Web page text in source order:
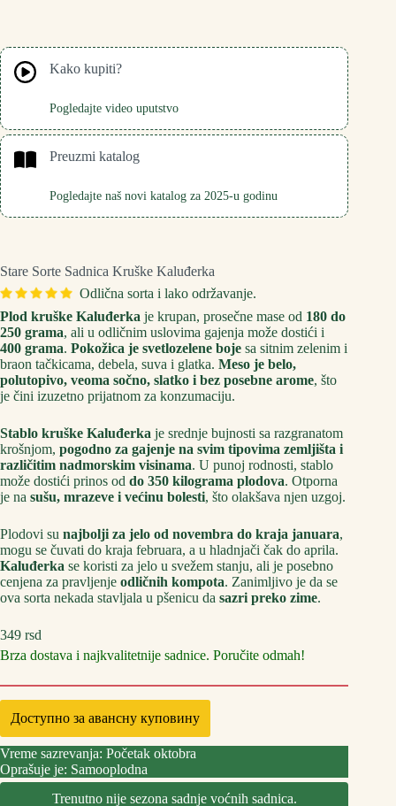
Kako kupiti?
Pogledajte video uputstvo
Preuzmi katalog
Pogledajte naš novi katalog za 2025-u godinu
Stare Sorte Sadnica Kruške Kaluđerka
Odlična sorta i lako održavanje.
Plod kruške Kaluđerka je krupan, prosečne mase od 180 do
250 grama, ali u odličnim uslovima gajenja može dostići i
400 grama. Pokožica je svetlozelene boje sa sitnim zelenim i
braon tačkicama, debela, suva i glatka. Meso je belo,
polutopivo, veoma sočno, slatko i bez posebne arome, što
je čini izuzetno prijatnom za konzumaciju.
Stablo kruške Kaluđerka je srednje bujnosti sa razgranatom
krošnjom, pogodno za gajenje na svim tipovima zemljišta i
različitim nadmorskim visinama. U punoj rodnosti, stablo
može dostići prinos od do 350 kilograma plodova. Otporna
je na sušu, mrazeve i većinu bolesti, što olakšava njen uzgoj.
Plodovi su najbolji za jelo od novembra do kraja januara,
mogu se čuvati do kraja februara, a u hladnjači čak do aprila.
Kaluđerka se koristi za jelo u svežem stanju, ali je posebno
cenjena za pravljenje odličnih kompota. Zanimljivo je da se
ova sorta nekada stavljala u pšenicu da sazri preko zime.
349 rsd
Brza dostava i najkvalitetnije sadnice. Poručite odmah!
Доступно за авансну куповину
Vreme sazrevanja: Početak oktobra
Oprašuje je: Samooplodna
Trenutno nije sezona sadnje voćnih sadnica.